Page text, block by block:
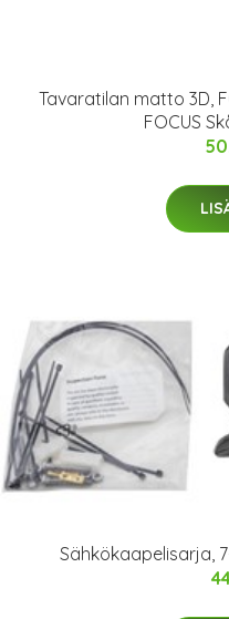
Tavaratilan matto 3D,
FOCUS
Sähkökaapelisarja,